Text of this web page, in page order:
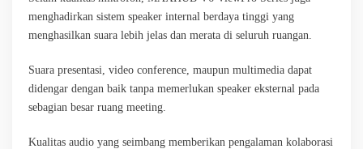
menghadirkan sistem speaker internal berdaya tinggi yang
menghasilkan suara lebih jelas dan merata di seluruh ruangan.
Suara presentasi, video conference, maupun multimedia dapat
didengar dengan baik tanpa memerlukan speaker eksternal pada
sebagian besar ruang meeting.
Kualitas audio yang seimbang memberikan pengalaman kolaborasi